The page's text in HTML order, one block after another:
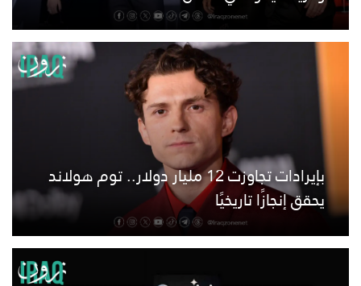
بإيرادات تجاوزت 12 مليار دولار.. توم هولاند
يحقق إنجازًا تاريخيًا